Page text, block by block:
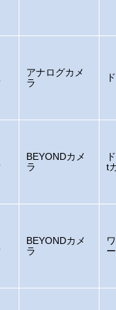
アナログカメ
ラ
BEYONDカメ
ラ
t
BEYONDカメ
ラ